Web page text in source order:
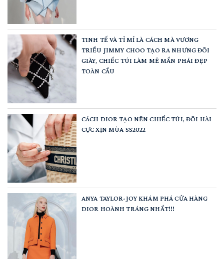
TINH TẾ VÀ TỈ MỈ LÀ CÁCH MÀ VƯƠNG
TRIỀU JIMMY CHOO TẠO RA NHƯNG ĐÔI
GIÀY, CHIẾC TÚI LÀM MÊ MẨN PHÁI ĐẸP
TOÀN CẦU
CÁCH DIOR TẠO NÊN CHIẾC TÚI, ĐÔI HÀI
CỰC XỊN MÙA SS2022
ANYA TAYLOR-JOY KHÁM PHÁ CỬA HÀNG
DIOR HOÀNH TRÁNG NHẤT!!!